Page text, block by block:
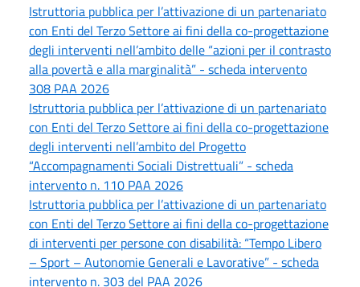
Istruttoria pubblica per l’attivazione di un partenariato
con Enti del Terzo Settore ai fini della co-progettazione
degli interventi nell’ambito delle “azioni per il contrasto
alla povertà e alla marginalità” - scheda intervento
308 PAA 2026
Istruttoria pubblica per l’attivazione di un partenariato
con Enti del Terzo Settore ai fini della co-progettazione
degli interventi nell’ambito del Progetto
“Accompagnamenti Sociali Distrettuali” - scheda
intervento n. 110 PAA 2026
Istruttoria pubblica per l’attivazione di un partenariato
con Enti del Terzo Settore ai fini della co-progettazione
di interventi per persone con disabilità: “Tempo Libero
– Sport – Autonomie Generali e Lavorative” - scheda
intervento n. 303 del PAA 2026